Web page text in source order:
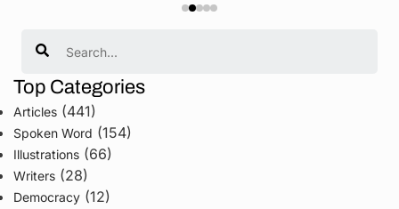
Top Categories
Articles (441)
Spoken Word (154)
Illustrations (66)
Writers (28)
Democracy (12)